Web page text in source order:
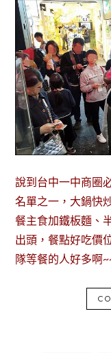
說到台中一中商圈
名單之一，大鍋快
餐主食加鐵板麵、
出頭，餐點好吃價
隊等餐的人好多啊